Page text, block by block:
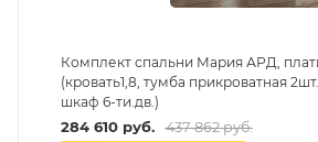
Комплект спальни Мария АРД,
(кровать1,8, тумба прикроватная
шкаф 6-ти.дв.)
284 610руб. 437 862руб.